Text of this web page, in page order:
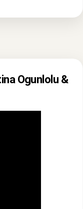
Ogunlolu &